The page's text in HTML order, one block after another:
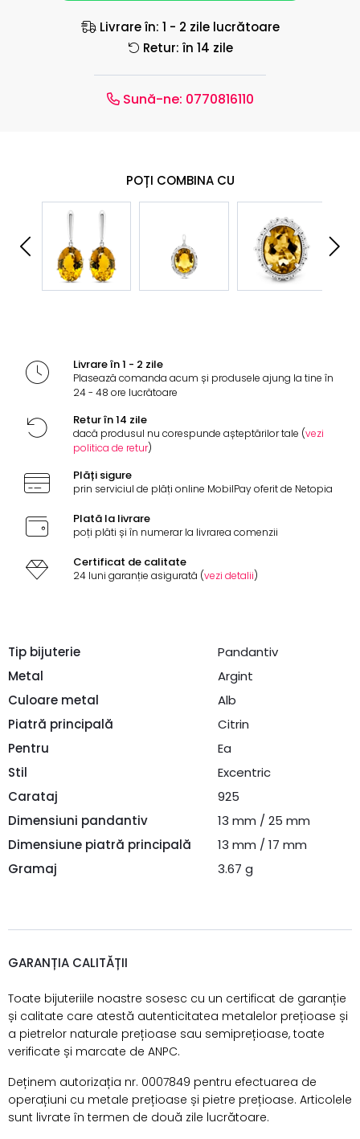
Livrare în: 1 - 2 zile lucrătoare
Retur: în 14 zile
Sună-ne: 0770816110
POȚI COMBINA CU
Tip bijuterie
Pandantiv
Metal
Argint
Culoare metal
Alb
Piatră principală
Citrin
Pentru
Ea
Stil
Excentric
Carataj
925
Dimensiuni pandantiv
13 mm / 25 mm
Dimensiune piatră principală
13 mm / 17 mm
Gramaj
3.67 g
Livrare în 1 - 2 zile
Plasează comanda acum și produsele ajung la tine în
24 - 48 ore lucrătoare
Retur în 14 zile
dacă produsul nu corespunde așteptărilor tale (vezi
politica de retur)
Plăți sigure
prin serviciul de plăți online MobilPay oferit de Netopia
Plată la livrare
poți plăti și în numerar la livrarea comenzii
Certificat de calitate
24 luni garanție asigurată (vezi detalii)
GARANȚIA CALITĂȚII
Toate bijuteriile noastre sosesc cu un certificat de garanție
și calitate care atestă autenticitatea metalelor prețioase și
a pietrelor naturale prețioase sau semiprețioase, toate
verificate și marcate de ANPC.
Deținem autorizația nr. 0007849 pentru efectuarea de
operațiuni cu metale prețioase și pietre prețioase. Articolele
sunt livrate în termen de două zile lucrătoare.